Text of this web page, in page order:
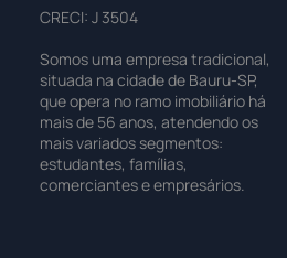
CRECI: J 3504
Somos uma empresa tradicional,
situada na cidade de Bauru-SP,
que opera no ramo imobiliário há
mais de 56 anos, atendendo os
mais variados segmentos:
estudantes, famílias,
comerciantes e empresários.